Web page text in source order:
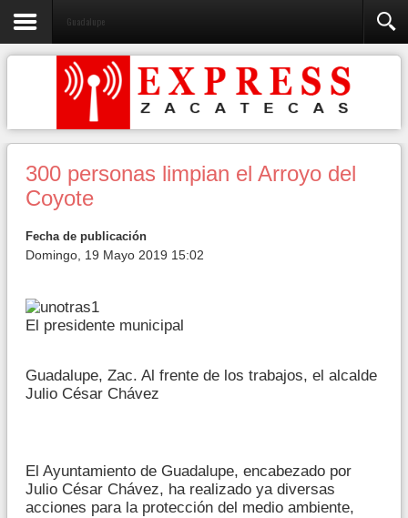
Guadalupe
300 personas limpian el Arroyo del
Coyote
Fecha de publicación
Domingo, 19 Mayo 2019 15:02
El presidente municipal
Guadalupe, Zac. Al frente de los trabajos, el alcalde
Julio César Chávez
El Ayuntamiento de Guadalupe, encabezado por
Julio César Chávez, ha realizado ya diversas
acciones para la protección del medio ambiente,